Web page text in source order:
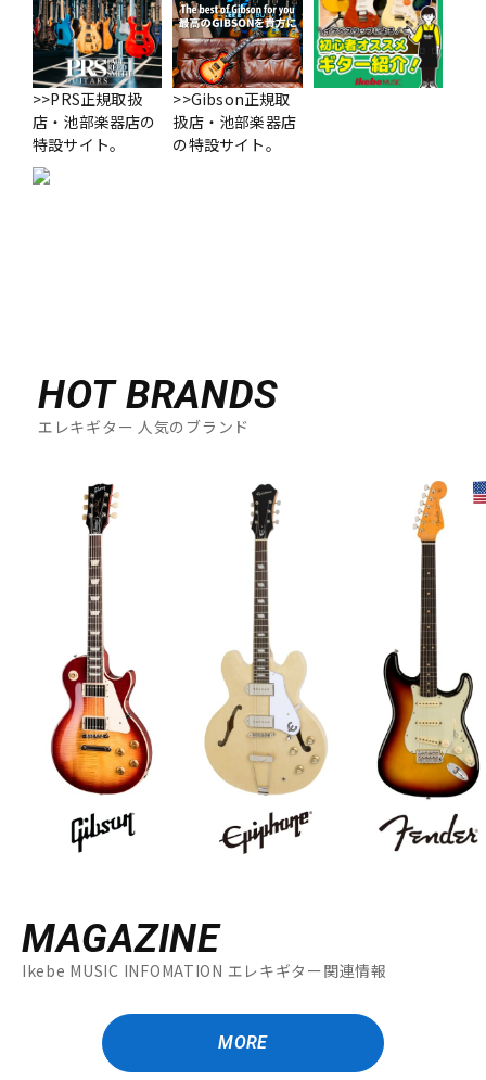
>>PRS正規取扱
店・池部楽器店の
特設サイト。
>>Gibson正規取
扱店・池部楽器店
の特設サイト。
HOT BRANDS
エレキギター 人気のブランド
MAGAZINE
Ikebe MUSIC INFOMATION エレキギター関連情報
MORE